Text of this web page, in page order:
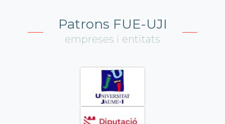
Patrons FUE-UJI
empreses i entitats